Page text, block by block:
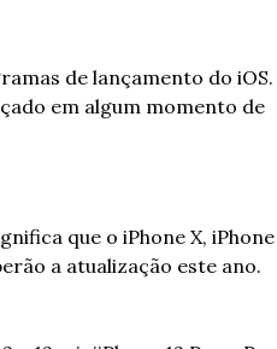
de lançamento do iOS.
em algum momento de
que o iPhone X, iPhone
a atualização este ano.